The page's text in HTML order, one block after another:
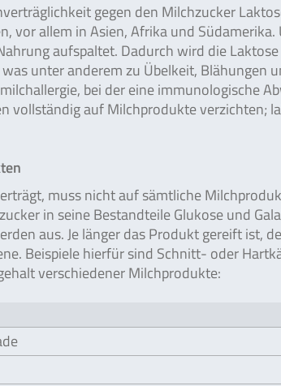
gegen den Milchzucker
vor allem in Asien, Afrika und
aufspaltet. Dadurch wird die
unter anderem zu Übelkeit, Blähungen
bei der eine immunologische
vollständig auf Milchprodukte verzichten;
muss nicht auf sämtliche
in seine Bestandteile Glukose und
aus. Je länger das Produkt gereift ist,
Beispiele hierfür sind Schnitt- oder
verschiedener Milchprodukte: